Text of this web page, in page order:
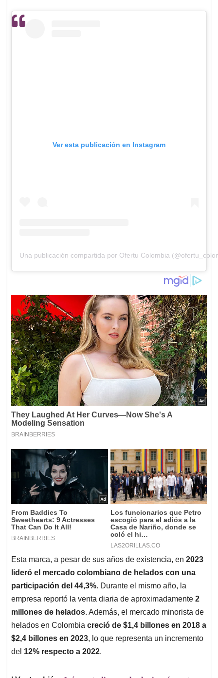
Ver esta publicación en Instagram
Una publicación compartida por Ofertu Colombia
Esta marca, a pesar de sus años de existencia, en 2023
lideró el mercado colombiano de helados con una
participación del 44,3%. Durante el mismo año, la
empresa reportó la venta diaria de aproximadamente 2
millones de helados. Además, el mercado minorista de
helados en Colombia creció de $1,4 billones en 2018 a
$2,4 billones en 2023, lo que representa un incremento
del 12% respecto a 2022.